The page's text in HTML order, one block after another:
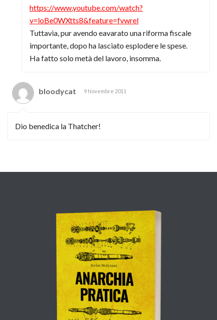
https://www.youtube.com/watch?
v=loBe0WXtts8&feature=fvwrel
Tuttavia, pur avendo eavarato una riforma fiscale
importante, dopo ha lasciato esplodere le spese.
Ha fatto solo metà del lavoro, insomma.
bloodycat 9 Novembre 2011
Dio benedica la Thatcher!